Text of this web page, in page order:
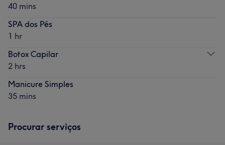
40 mins
SPA dos Pés
1 hr
Botox Capilar
2 hrs
Manicure Simples
35 mins
Procurar serviços